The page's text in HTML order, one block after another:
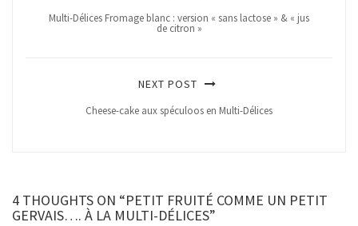
Multi-Délices Fromage blanc : version « sans lactose » & « jus
de citron »
NEXT POST
Cheese-cake aux spéculoos en Multi-Délices
4 THOUGHTS ON “PETIT FRUITÉ COMME UN PETIT
GERVAIS…. À LA MULTI-DÉLICES”